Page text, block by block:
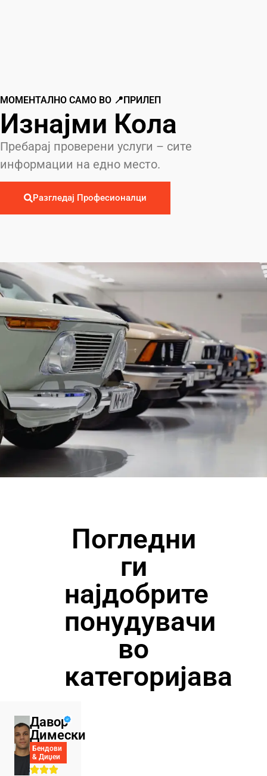
МОМЕНТАЛНО САМО ВО 📍ПРИЛЕП
Изнајми Кола
Пребарај проверени услуги – сите
информации на едно место.
Разгледај Професионалци
Погледни
ги
најдобрите
понудувачи
во
категоријава
Давор
Димески
Бендови
& Диџеи